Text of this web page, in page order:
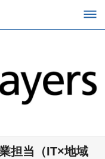
担当（IT×地域